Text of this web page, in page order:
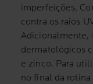
imperfeições.
contra os raios
Adicionalmente,
dermatológicos
e zinco. Para
no final da rotina